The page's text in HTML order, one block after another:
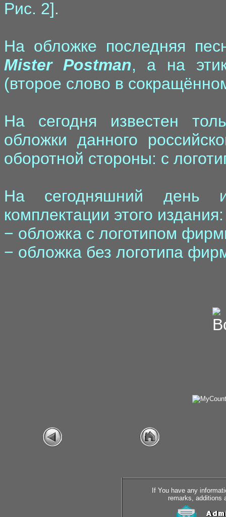
Рис. 2].
На обложке последняя
Mister Postman, а на
(второе слово в
На сегодня известен
обложки данного
оборотной стороны: с
На сегодняшний день
комплектации этого издания:
− обложка с логотипом
− обложка без логотипа